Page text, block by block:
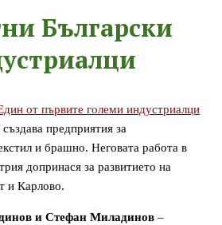
Български
от първите големи индустриалци
създава предприятия за
и брашно. Неговата работа в
допринася за развитието на
и Карлово.
и Стефан Миладинов –